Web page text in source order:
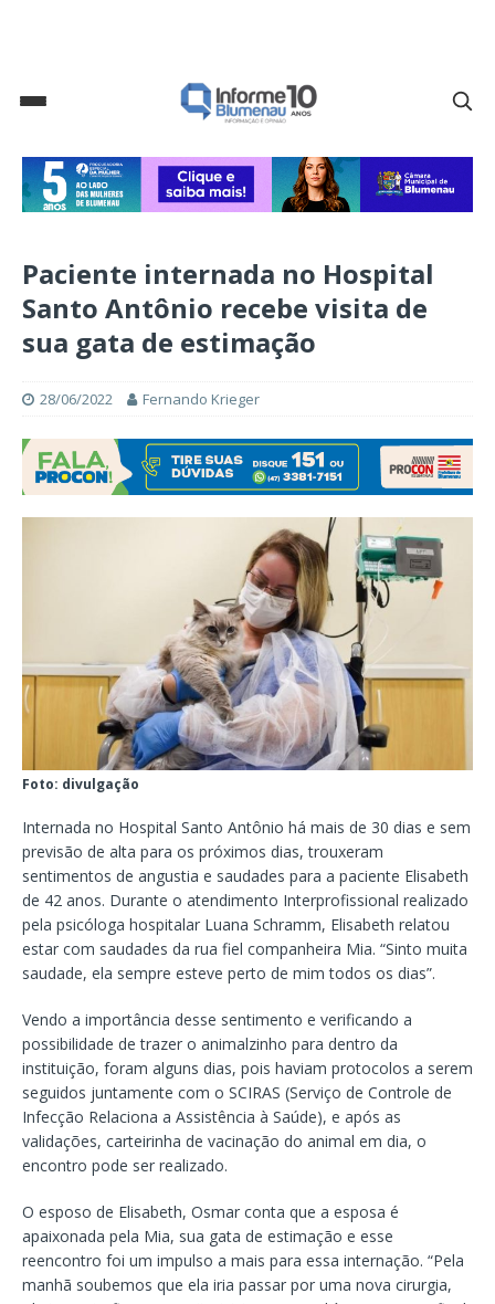
Paciente internada no Hospital
Santo Antônio recebe visita de
sua gata de estimação
28/06/2022 Fernando Krieger
Foto: divulgação
Internada no Hospital Santo Antônio há mais de 30 dias e sem
previsão de alta para os próximos dias, trouxeram
sentimentos de angustia e saudades para a paciente Elisabeth
de 42 anos. Durante o atendimento Interprofissional realizado
pela psicóloga hospitalar Luana Schramm, Elisabeth relatou
estar com saudades da rua fiel companheira Mia. “Sinto muita
saudade, ela sempre esteve perto de mim todos os dias”.
Vendo a importância desse sentimento e verificando a
possibilidade de trazer o animalzinho para dentro da
instituição, foram alguns dias, pois haviam protocolos a serem
seguidos juntamente com o SCIRAS (Serviço de Controle de
Infecção Relaciona a Assistência à Saúde), e após as
validações, carteirinha de vacinação do animal em dia, o
encontro pode ser realizado.
O esposo de Elisabeth, Osmar conta que a esposa é
apaixonada pela Mia, sua gata de estimação e esse
reencontro foi um impulso a mais para essa internação. “Pela
manhã soubemos que ela iria passar por uma nova cirurgia,